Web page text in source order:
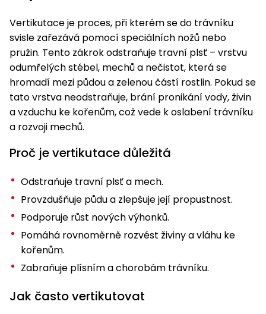
Příslušenství
k sekačkám
Náhradní
nože
Zahradní
válce
Špalíkovače
Fukary,
vysavače
Vozíky
a
kolečka
Čerpadla
vodárny
Postřikovače
a rosiče
Vysokotlaké
nářadí
do
filtrace
Pytle,
konve
Stíníci
textilie
Soustruhy
Vibrační
pěchy
Transportéry,
stavební
stroje
Řezačky
a
Měřící
přístroje
Ventilátory,
klimatizace
Nabíječky
Přilby
Doplňky
Akumulátory
filtrace
Vertikutace je proces, při kterém se do trávníku
svisle zařezává pomocí speciálních nožů nebo
pružin. Tento zákrok odstraňuje travní plsť – vrstvu
odumřelých stébel, mechů a nečistot, která se
hromadí mezi půdou a zelenou částí rostlin. Pokud se
tato vrstva neodstraňuje, brání pronikání vody, živin
a vzduchu ke kořenům, což vede k oslabení trávníku
a rozvoji mechů.
Proč je vertikutace důležitá
Odstraňuje travní plsť a mech.
Provzdušňuje půdu a zlepšuje její propustnost.
Podporuje růst nových výhonků.
Pomáhá rovnoměrně rozvést živiny a vláhu ke
kořenům.
Zabraňuje plísním a chorobám trávníku.
Jak často vertikutovat